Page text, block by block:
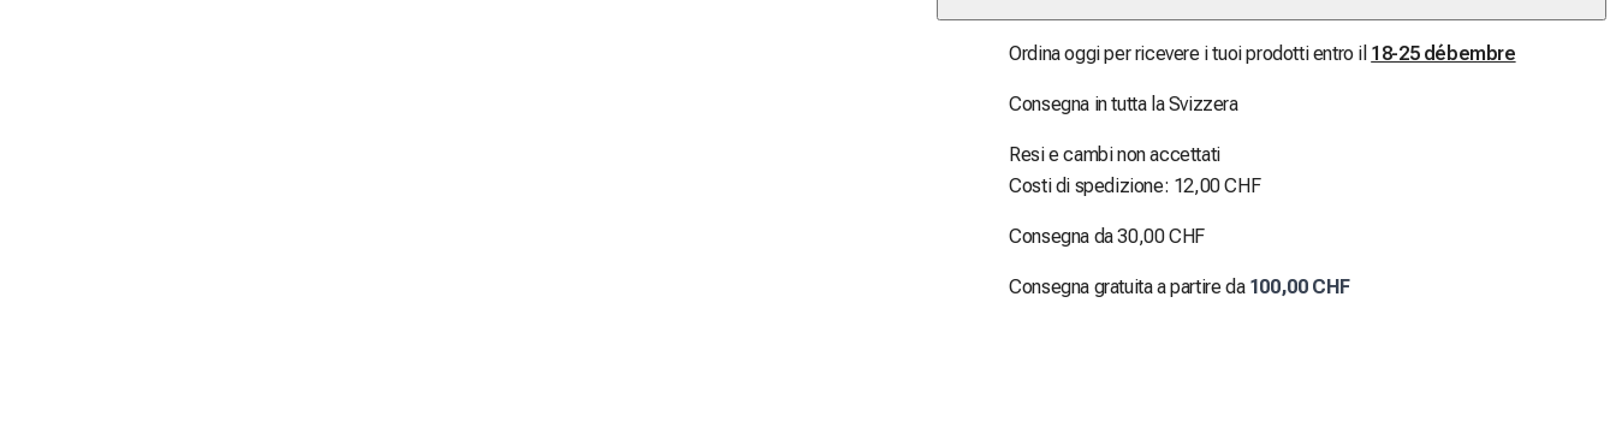
Ordina oggi per ricevere i tuoi prodotti entro il 18-25 débembre
Consegna in tutta la Svizzera
Resi e cambi non accettati
Costi di spedizione: 12,00 CHF
Consegna da 30,00 CHF
Consegna gratuita a partire da 100,00 CHF